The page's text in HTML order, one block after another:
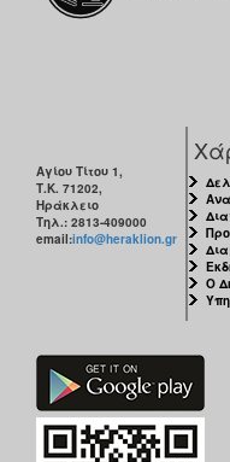
Αγίου Τίτου 1,
Τ.Κ. 71202,
Ηράκλειο
Τηλ.: 2813-409000
email:info@heraklion.gr
Ο